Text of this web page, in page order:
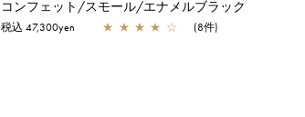
コンフェット/スモール/エナメルブラック
税込 47,300yen ★ ★ ★ ★ ☆ (8件)